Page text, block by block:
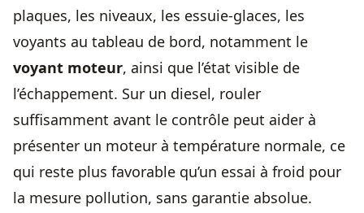
plaques, les niveaux, les essuie-glaces, les
voyants au tableau de bord, notamment le
voyant moteur, ainsi que l’état visible de
l’échappement. Sur un diesel, rouler
suffisamment avant le contrôle peut aider à
présenter un moteur à température normale, ce
qui reste plus favorable qu’un essai à froid pour
la mesure pollution, sans garantie absolue.